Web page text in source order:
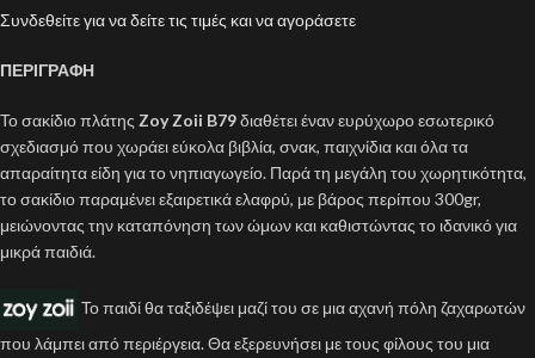
Συνδεθείτε για να δείτε τις τιμές και να αγοράσετε
ΠΕΡΙΓΡΑΦΗ
Το σακίδιο πλάτης Zoy Zoii B79διαθέτει έναν ευρύχωρο εσωτερικό
σχεδιασμό που χωράει εύκολα βιβλία, σνακ, παιχνίδια και όλα τα
απαραίτητα είδη για το νηπιαγωγείο. Παρά τη μεγάλη του χωρητικότητα,
το σακίδιο παραμένει εξαιρετικά ελαφρύ, με βάρος περίπου 300gr,
μειώνοντας την καταπόνηση των ώμων και καθιστώντας το ιδανικό για
μικρά παιδιά.
Το παιδί θα ταξιδέψει μαζί του σε μια αχανή πόλη ζαχαρωτών
που λάμπει από περιέργεια. Θα εξερευνήσει με τους φίλους του μια